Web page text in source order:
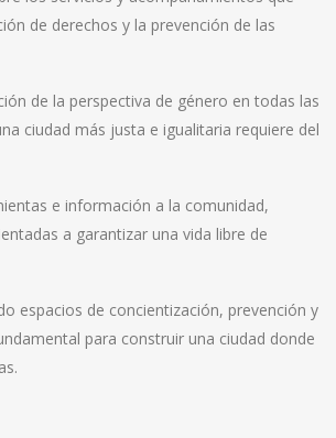
de derechos y la prevención de las
de la perspectiva de género en todas las
ciudad más justa e igualitaria requiere del
e información a la comunidad,
a garantizar una vida libre de
espacios de concientización, prevención y
para construir una ciudad donde